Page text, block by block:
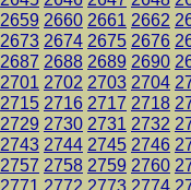
2659 2660 2661 2662
2673 2674 2675 2676
2687 2688 2689 2690
2701 2702 2703 2704
2715 2716 2717 2718
2729 2730 2731 2732
2743 2744 2745 2746
2757 2758 2759 2760
2771 2772 2773 2774